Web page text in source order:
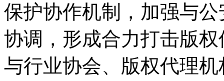
保护协作机制，加强与
协调，形成合力打击版
与行业协会、版权代理